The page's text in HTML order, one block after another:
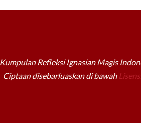
Kumpulan Refleksi Ignasian Magis
Ciptaan disebarluaskan di bawah